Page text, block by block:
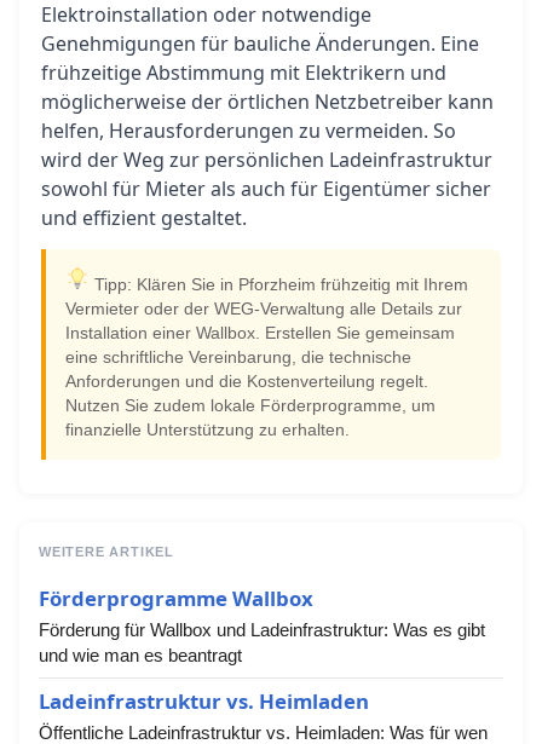
Elektroinstallation oder notwendige
Genehmigungen für bauliche Änderungen. Eine
frühzeitige Abstimmung mit Elektrikern und
möglicherweise der örtlichen Netzbetreiber kann
helfen, Herausforderungen zu vermeiden. So
wird der Weg zur persönlichen Ladeinfrastruktur
sowohl für Mieter als auch für Eigentümer sicher
und effizient gestaltet.
Tipp: Klären Sie in Pforzheim frühzeitig mit Ihrem
Vermieter oder der WEG-Verwaltung alle Details zur
Installation einer Wallbox. Erstellen Sie gemeinsam
eine schriftliche Vereinbarung, die technische
Anforderungen und die Kostenverteilung regelt.
Nutzen Sie zudem lokale Förderprogramme, um
finanzielle Unterstützung zu erhalten.
WEITERE ARTIKEL
Förderprogramme Wallbox
Förderung für Wallbox und Ladeinfrastruktur: Was es gibt
und wie man es beantragt
Ladeinfrastruktur vs. Heimladen
Öffentliche Ladeinfrastruktur vs. Heimladen: Was für wen